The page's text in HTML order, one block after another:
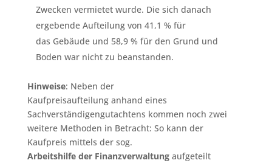
Zwecken vermietet wurde. Die sich danach
ergebende Aufteilung von 41,1 % für
das Gebäude und 58,9 % für den Grund und
Boden war nicht zu beanstanden.
Hinweise: Neben der
Kaufpreisaufteilung anhand eines
Sachverständigengutachtens kommen noch zwei
weitere Methoden in Betracht: So kann der
Kaufpreis mittels der sog.
Arbeitshilfe der Finanzverwaltungaufgeteilt